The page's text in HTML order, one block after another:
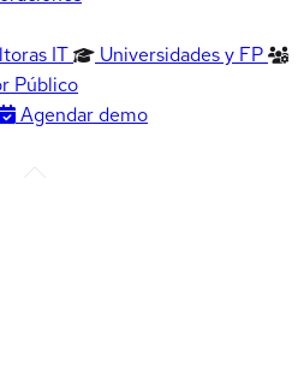
IT
Universidades y FP
Público
Agendar demo